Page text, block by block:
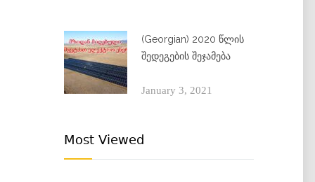
(Georgian) 2020 წლის
შედეგების შეჯამება
January 3, 2021
Most Viewed